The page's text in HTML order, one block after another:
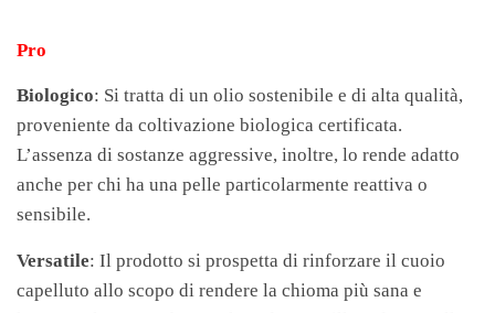
Pro
Biologico: Si tratta di un olio sostenibile e di alta qualità,
proveniente da coltivazione biologica certificata.
L’assenza di sostanze aggressive, inoltre, lo rende adatto
anche per chi ha una pelle particolarmente reattiva o
sensibile.
Versatile: Il prodotto si prospetta di rinforzare il cuoio
capelluto allo scopo di rendere la chioma più sana e